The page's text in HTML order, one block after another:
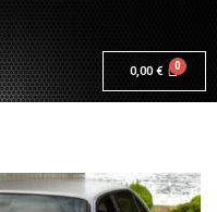
0,00€